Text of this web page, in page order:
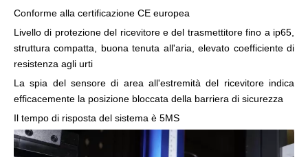
Conforme alla certificazione CE europea
Livello di protezione del ricevitore e del trasmettitore fino a ip65,
struttura compatta, buona tenuta all'aria, elevato coefficiente di
resistenza agli urti
La spia del sensore di area all'estremità del ricevitore indica
efficacemente la posizione bloccata della barriera di sicurezza
Il tempo di risposta del sistema è 5MS